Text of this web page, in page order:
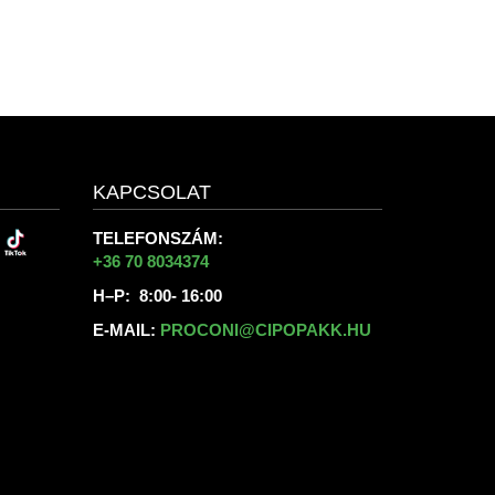
KAPCSOLAT
TELEFONSZÁM:
+36 70 8034374
H–P: 8:00- 16:00
E-MAIL: PROCONI@CIPOPAKK.HU